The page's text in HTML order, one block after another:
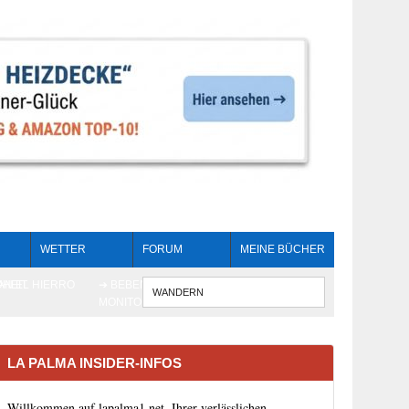
WETTER FORUM MEINE BÜCHER
LA PALMA INSIDER-INFOS